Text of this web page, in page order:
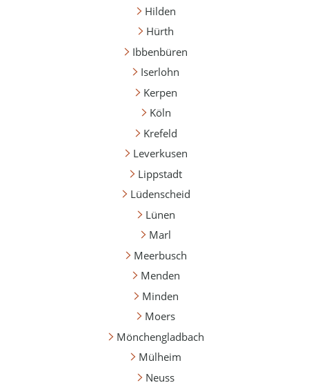
Hilden
Hürth
Ibbenbüren
Iserlohn
Kerpen
Köln
Krefeld
Leverkusen
Lippstadt
Lüdenscheid
Lünen
Marl
Meerbusch
Menden
Minden
Moers
Mönchengladbach
Mülheim
Neuss